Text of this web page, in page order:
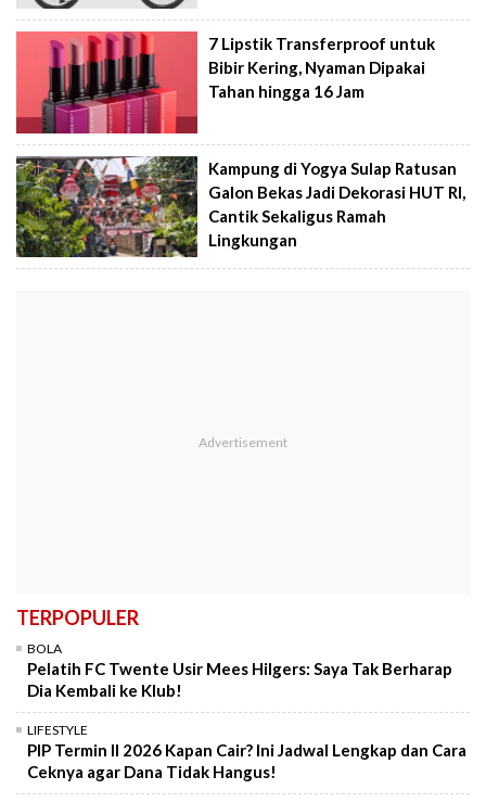
7 Lipstik Transferproof untuk
Bibir Kering, Nyaman Dipakai
Tahan hingga 16 Jam
Kampung di Yogya Sulap Ratusan
Galon Bekas Jadi Dekorasi HUT RI,
Cantik Sekaligus Ramah
Lingkungan
TERPOPULER
BOLA
Pelatih FC Twente Usir Mees Hilgers: Saya Tak Berharap
Dia Kembali ke Klub!
LIFESTYLE
PIP Termin II 2026 Kapan Cair? Ini Jadwal Lengkap dan Cara
Ceknya agar Dana Tidak Hangus!